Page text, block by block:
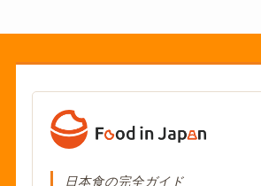
日本食の完全ガイド